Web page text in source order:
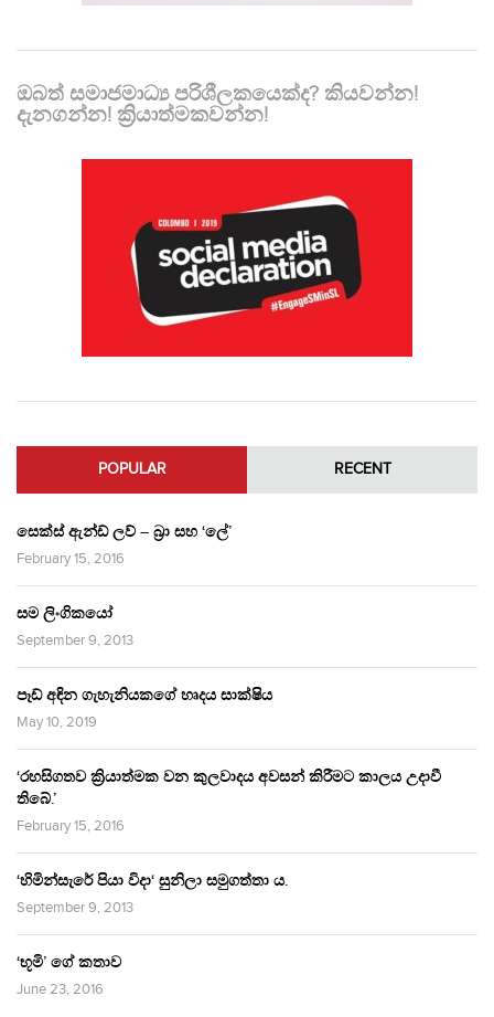
ඔබත් සමාජමාධ්‍ය පරිශීලකයෙක්ද? කියවන්න!
දැනගන්න! ක්‍රියාත්මකවන්න!
POPULAR RECENT
සෙක්ස් ඇන්ඩ් ලව් – බ්‍රා සහ ‘ලේ’
February 15, 2016
සම ලිංගිකයෝ
September 9, 2013
පෑඩ් අඳින ගැහැනියකගේ හෘදය සාක්ෂිය
May 10, 2019
‘රහසිගතව ක්‍රියාත්මක වන කුලවාදය අවසන් කිරීමට කාලය උදාවී
තිබේ.’
February 15, 2016
‘හිමින්සැරේ පියා විදා‘ සුනිලා සමුගත්තා ය.
September 9, 2013
‘භූමි’ ගේ කතාව
June 23, 2016